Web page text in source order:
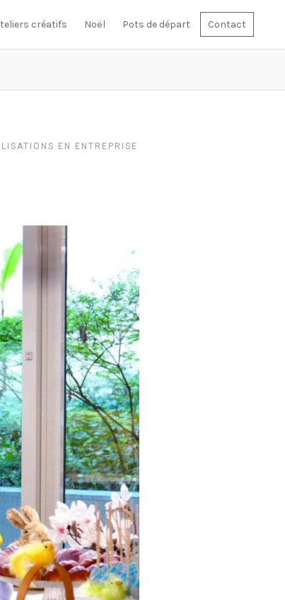
créatifs Noël Pots de départ Contact
EN ENTREPRISE